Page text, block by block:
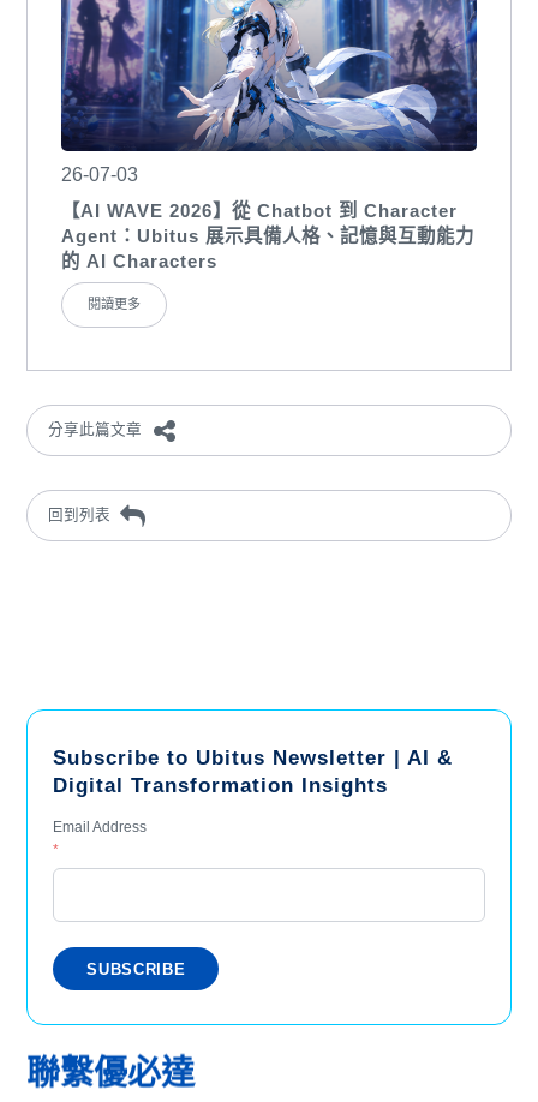
26-07-03
【AI WAVE 2026】從 Chatbot 到 Character
Agent：Ubitus 展示具備人格、記憶與互動能力
的 AI Characters
閱讀更多
分享此篇文章
回到列表
Subscribe to Ubitus Newsletter | AI &
Digital Transformation Insights
Email Address
*
聯繫優必達